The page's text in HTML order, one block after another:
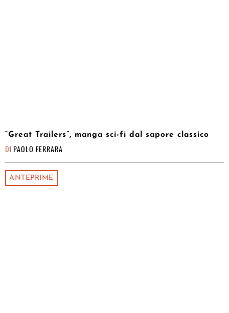
“Great Trailers”, manga sci-fi dal sapore classico
DI PAOLO FERRARA
ANTEPRIME